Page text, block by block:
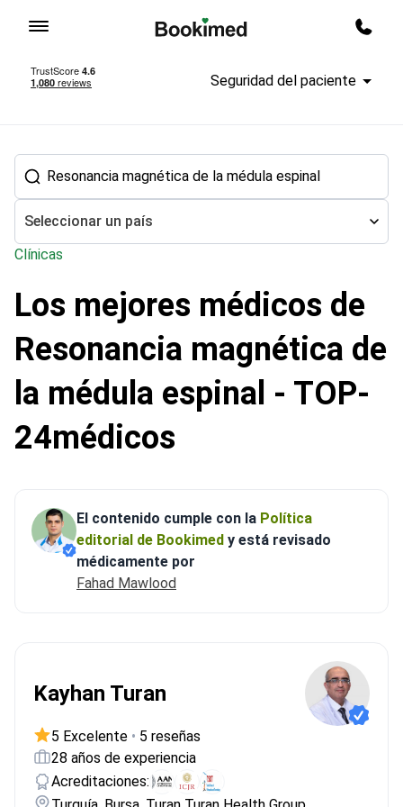
Seguridad del paciente
Seleccionar un país
Clínicas
Tratamiento en el extranjero Neurocirugía Resonancia
Los mejores médicos de
Resonancia magnética de
la médula espinal - TOP-
24médicos
El contenido cumple con la Política
editorial de Bookimed y está revisado
médicamente por
Fahad Mawlood
Kayhan Turan
5 Excelente • 5 reseñas
28 años de experiencia
Acreditaciones: